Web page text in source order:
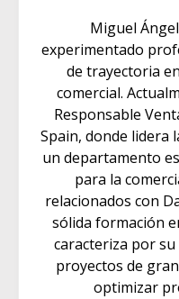
Miguel
experimentado
de trayectoria
comercial.
Responsable
Spain, donde lidera
un departamento
para la
relacionados con
sólida formación
caracteriza por
proyectos de
optimizar